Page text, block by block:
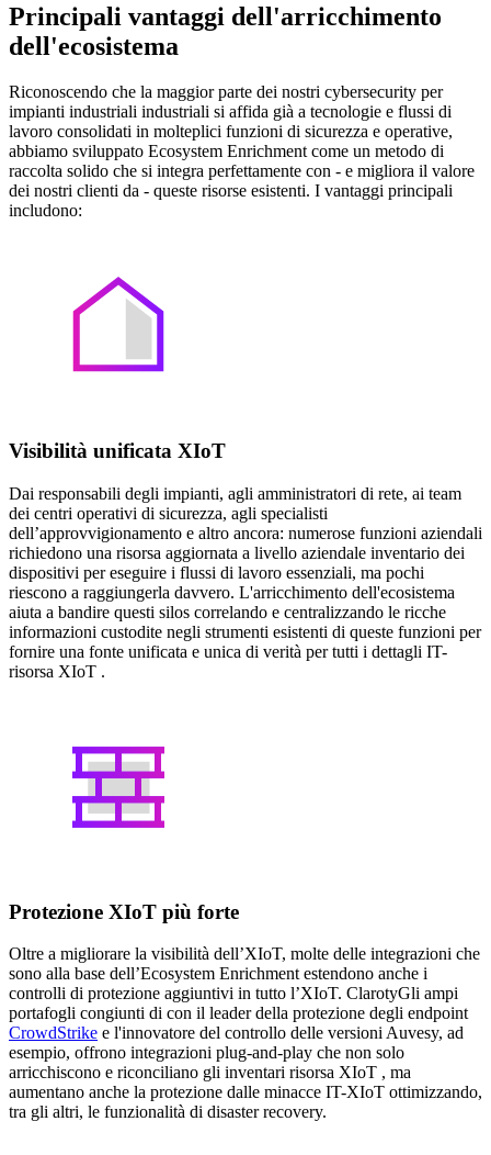
Principali vantaggi dell'arricchimento
dell'ecosistema
Riconoscendo che la maggior parte dei nostri cybersecurity per
impianti industriali industriali si affida già a tecnologie e flussi di
lavoro consolidati in molteplici funzioni di sicurezza e operative,
abbiamo sviluppato Ecosystem Enrichment come un metodo di
raccolta solido che si integra perfettamente con - e migliora il valore
dei nostri clienti da - queste risorse esistenti. I vantaggi principali
includono:
Visibilità unificata XIoT
Dai responsabili degli impianti, agli amministratori di rete, ai team
dei centri operativi di sicurezza, agli specialisti
dell’approvvigionamento e altro ancora: numerose funzioni aziendali
richiedono una risorsa aggiornata a livello aziendale inventario dei
dispositivi per eseguire i flussi di lavoro essenziali, ma pochi
riescono a raggiungerla davvero. L'arricchimento dell'ecosistema
aiuta a bandire questi silos correlando e centralizzando le ricche
informazioni custodite negli strumenti esistenti di queste funzioni per
fornire una fonte unificata e unica di verità per tutti i dettagli IT-
risorsa XIoT .
Protezione XIoT più forte
Oltre a migliorare la visibilità dell’XIoT, molte delle integrazioni che
sono alla base dell’Ecosystem Enrichment estendono anche i
controlli di protezione aggiuntivi in tutto l’XIoT. ClarotyGli ampi
portafogli congiunti di con il leader della protezione degli endpoint
CrowdStrike e l'innovatore del controllo delle versioni Auvesy, ad
esempio, offrono integrazioni plug-and-play che non solo
arricchiscono e riconciliano gli inventari risorsa XIoT , ma
aumentano anche la protezione dalle minacce IT-XIoT ottimizzando,
tra gli altri, le funzionalità di disaster recovery.